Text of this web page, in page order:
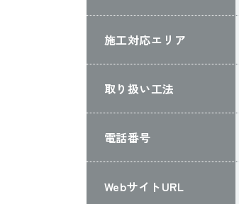
施工対応エリア
取り扱い工法
電話番号
WebサイトURL